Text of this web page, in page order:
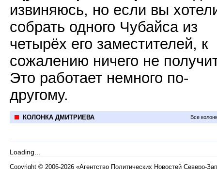
извиняюсь, но если вы
собрать одного Чубайса из
четырёх его заместителей, к
сожалению ничего не
Это работает немного по-
другому.
КОЛОНКА ДМИТРИЕВА Все
Loading...
Copyright © 2006-2026 «Агентство Политических Новостей Северо-